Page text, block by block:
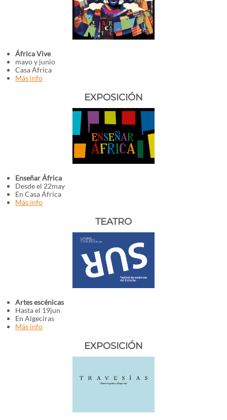
África Vive
mayo y junio
Casa África
Más info
EXPOSICIÓN
Enseñar África
Desde el 22may
En Casa África
Más info
TEATRO
Artes escénicas
Hasta el 19jun
En Algeciras
Más info
EXPOSICIÓN